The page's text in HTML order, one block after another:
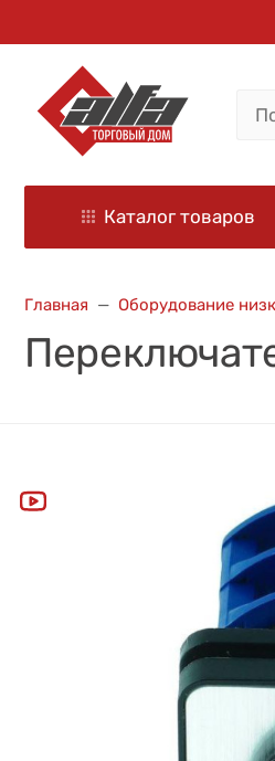
Каталог товаров
Главная Оборудование